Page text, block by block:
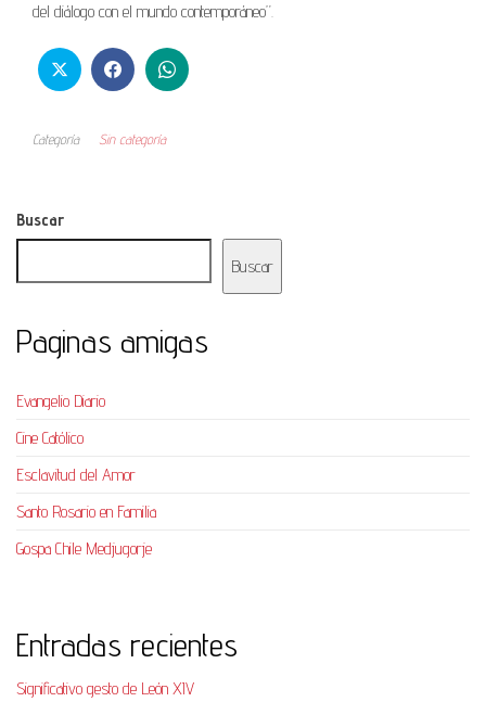
del diálogo con el mundo contemporáneo”.
Categoría Sin categoría
Buscar
Buscar
Paginas amigas
Evangelio Diario
Cine Católico
Esclavitud del Amor
Santo Rosario en Familia
Gospa Chile Medjugorje
Entradas recientes
Significativo gesto de León XIV